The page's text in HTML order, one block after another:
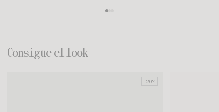
Consigue el look
-20%